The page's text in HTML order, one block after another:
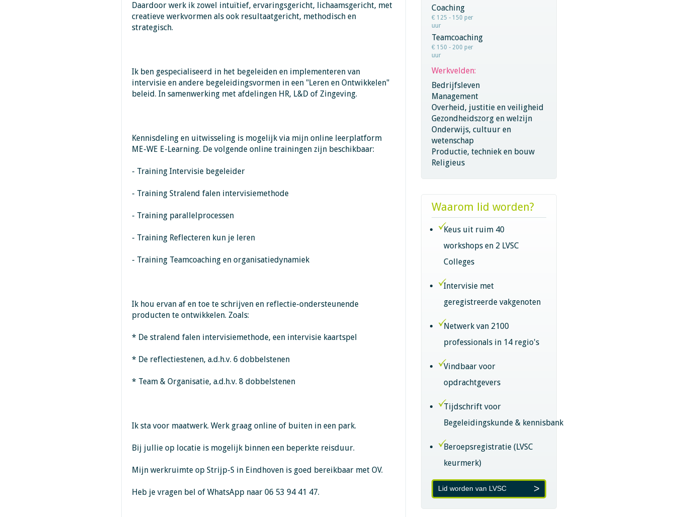
Daardoor werk ik zowel intuïtief, ervaringsgericht, lichaamsgericht, met
creatieve werkvormen als ook resultaatgericht, methodisch en
strategisch.
Ik ben gespecialiseerd in het begeleiden en implementeren van
intervisie en andere begeleidingsvormen in een "Leren en Ontwikkelen"
beleid. In samenwerking met afdelingen HR, L&D of Zingeving.
Kennisdeling en uitwisseling is mogelijk via mijn online leerplatform
ME-WE E-Learning. De volgende online trainingen zijn beschikbaar:
- Training Intervisie begeleider
- Training Stralend falen intervisiemethode
- Training parallelprocessen
- Training Reflecteren kun je leren
- Training Teamcoaching en organisatiedynamiek
Ik hou ervan af en toe te schrijven en reflectie-ondersteunende
producten te ontwikkelen. Zoals:
* De stralend falen intervisiemethode, een intervisie kaartspel
* De reflectiestenen, a.d.h.v. 6 dobbelstenen
* Team & Organisatie, a.d.h.v. 8 dobbelstenen
Ik sta voor maatwerk. Werk graag online of buiten in een park.
Bij jullie op locatie is mogelijk binnen een beperkte reisduur.
Mijn werkruimte op Strijp-S in Eindhoven is goed bereikbaar met OV.
Heb je vragen bel of WhatsApp naar 06 53 94 41 47.
Coaching
€ 125 - 150 per
uur
Teamcoaching
€ 150 - 200 per
uur
Werkvelden:
Bedrijfsleven
Management
Overheid, justitie en veiligheid
Gezondheidszorg en welzijn
Onderwijs, cultuur en
wetenschap
Productie, techniek en bouw
Religieus
Waarom lid worden?
Keus uit ruim 40
workshops en 2 LVSC
Colleges
Intervisie met
geregistreerde vakgenoten
Netwerk van 2100
professionals in 14 regio's
Vindbaar voor
opdrachtgevers
Tijdschrift voor
Begeleidingskunde & kennisbank
Beroepsregistratie (LVSC
keurmerk)
Lid worden van LVSC